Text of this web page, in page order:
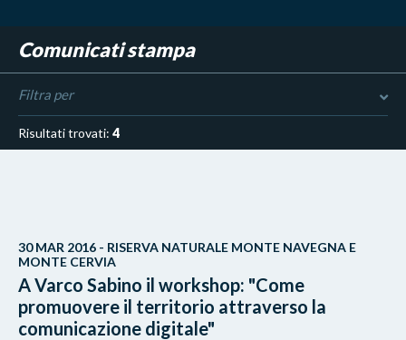
Comunicati stampa
Filtra per
Risultati trovati:4
30 MAR 2016 - RISERVA NATURALE MONTE NAVEGNA E
MONTE CERVIA
A Varco Sabino il workshop: "Come
promuovere il territorio attraverso la
comunicazione digitale"